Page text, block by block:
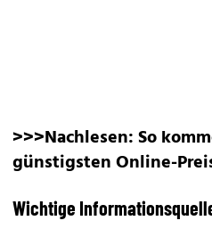
>>>Nachlesen:So
günstigsten Online-
Wichtige